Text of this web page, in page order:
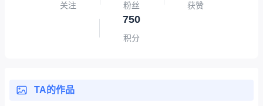
关注 粉丝 获赞
750
积分
TA的作品